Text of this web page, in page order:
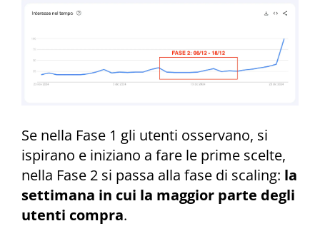
Se nella Fase 1 gli utenti osservano, si
ispirano e iniziano a fare le prime scelte,
nella Fase 2 si passa alla fase di scaling: la
settimana in cui la maggior parte degli
utenti compra.